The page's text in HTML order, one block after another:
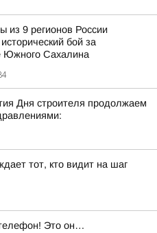
из 9 регионов России
бой за
Южного Сахалина
Дня строителя продолжаем
тот, кто видит на шаг
Это он…